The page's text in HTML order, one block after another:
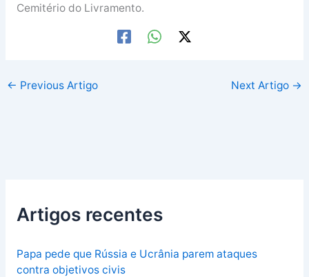
Cemitério do Livramento.
← Previous Artigo Next Artigo →
Artigos recentes
Papa pede que Rússia e Ucrânia parem ataques
contra objetivos civis